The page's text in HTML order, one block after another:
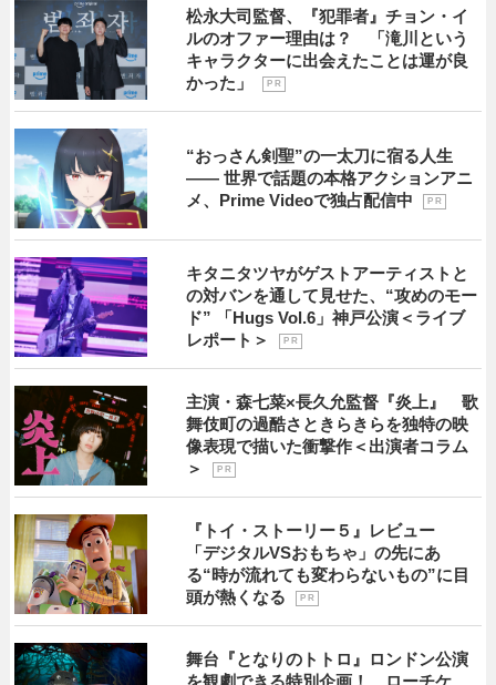
松永大司監督、『犯罪者』チョン・イ
ルのオファー理由は？ 「滝川という
キャラクターに出会えたことは運が良
かった」
P R
“おっさん剣聖”の一太刀に宿る人生
―― 世界で話題の本格アクションアニ
メ、Prime Videoで独占配信中
P R
キタニタツヤがゲストアーティストと
の対バンを通して見せた、“攻めのモー
ド” 「Hugs Vol.6」神戸公演＜ライブ
レポート＞
P R
主演・森七菜×長久允監督『炎上』 歌
舞伎町の過酷さときらきらを独特の映
像表現で描いた衝撃作＜出演者コラム
＞
P R
『トイ・ストーリー５』レビュー
「デジタルVSおもちゃ」の先にあ
る“時が流れても変わらないもの”に目
頭が熱くなる
P R
舞台『となりのトトロ』ロンドン公演
を観劇できる特別企画！ ローチケ